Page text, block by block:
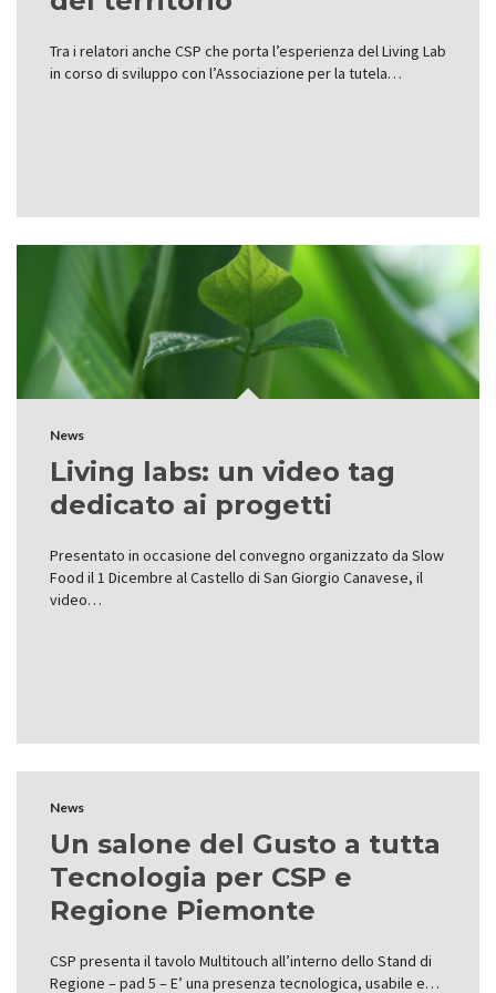
Tra i relatori anche CSP che porta l’esperienza del Living Lab
in corso di sviluppo con l’Associazione per la tutela…
News
Living labs: un video tag
dedicato ai progetti
Presentato in occasione del convegno organizzato da Slow
Food il 1 Dicembre al Castello di San Giorgio Canavese, il
video…
News
Un salone del Gusto a tutta
Tecnologia per CSP e
Regione Piemonte
CSP presenta il tavolo Multitouch all’interno dello Stand di
Regione – pad 5 – E’ una presenza tecnologica, usabile e…